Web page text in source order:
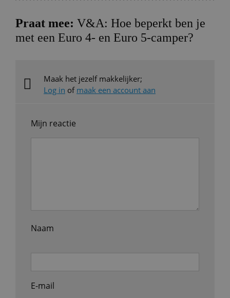
Praat mee: V&A: Hoe beperkt ben je
met een Euro 4- en Euro 5-camper?
Maak het jezelf makkelijker;
Log in of maak een account aan
Mijn reactie
Naam
E-mail